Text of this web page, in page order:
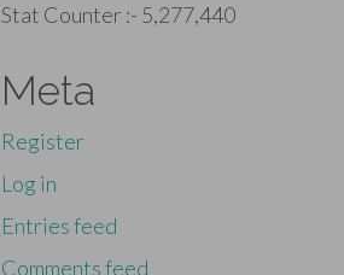
Stat Counter :- 5,277,440
Meta
Register
Log in
Entries feed
Comments feed